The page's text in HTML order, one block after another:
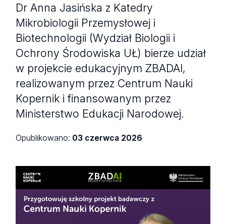
Dr Anna Jasińska z Katedry
Mikrobiologii Przemysłowej i
Biotechnologii (Wydział Biologii i
Ochrony Środowiska UŁ) bierze udział
w projekcie edukacyjnym ZBADAI,
realizowanym przez Centrum Nauki
Kopernik i finansowanym przez
Ministerstwo Edukacji Narodowej.
Opublikowano: 03 czerwca 2026